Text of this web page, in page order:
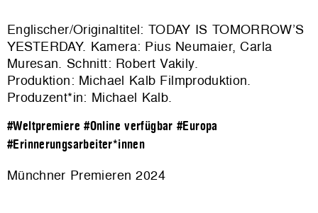
Englischer/Originaltitel: TODAY IS TOMORROW’S
YESTERDAY. Kamera: Pius Neumaier, Carla
Muresan. Schnitt: Robert Vakily.
Produktion: Michael Kalb Filmproduktion.
Produzent*in: Michael Kalb.
#Weltpremiere #Online verfügbar #Europa
#Erinnerungsarbeiter*innen
Münchner Premieren 2024